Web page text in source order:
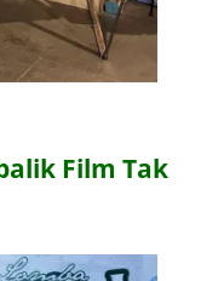
Film Tak